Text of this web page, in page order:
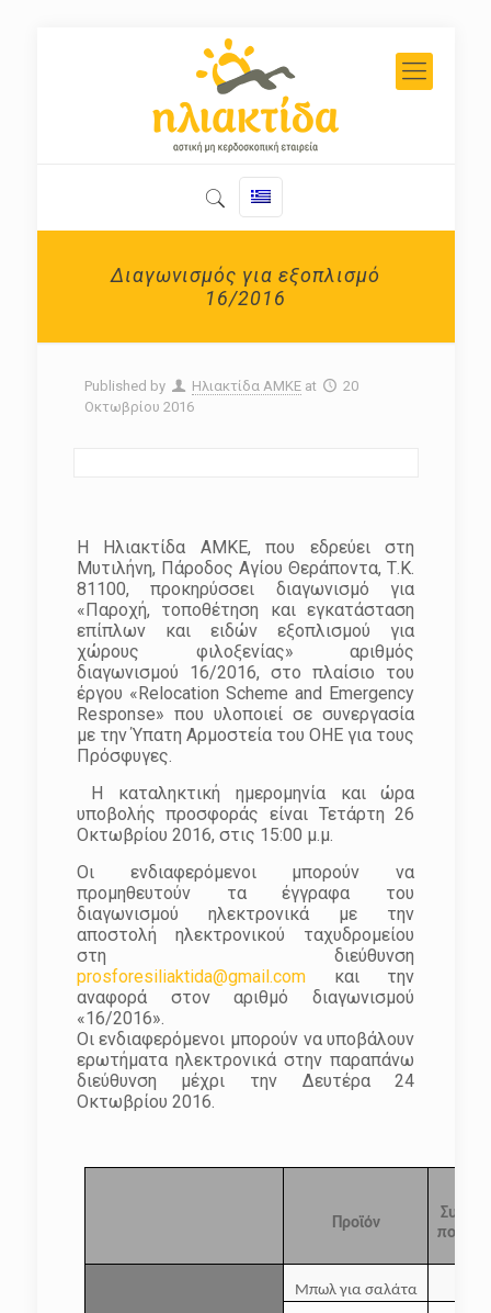
Διαγωνισμός για εξοπλισμό
16/2016
Published by Ηλιακτίδα ΑΜΚΕ at
20
Οκτωβρίου 2016
Η Ηλιακτίδα ΑΜΚΕ, που εδρεύει στη
Μυτιλήνη, Πάροδος Αγίου Θεράποντα, Τ.Κ.
81100, προκηρύσσει διαγωνισμό για
«Παροχή, τοποθέτηση και εγκατάσταση
επίπλων και ειδών εξοπλισμού για
χώρους φιλοξενίας» αριθμός
διαγωνισμού 16/2016, στο πλαίσιο του
έργου «Relocation Scheme and Emergency
Response» που υλοποιεί σε συνεργασία
με την Ύπατη Αρμοστεία του ΟΗΕ για τους
Πρόσφυγες.
Η καταληκτική ημερομηνία και ώρα
υποβολής προσφοράς είναι Τετάρτη 26
Οκτωβρίου 2016, στις 15:00 μ.μ.
Οι ενδιαφερόμενοι μπορούν να
προμηθευτούν τα έγγραφα του
διαγωνισμού ηλεκτρονικά με την
αποστολή ηλεκτρονικού ταχυδρομείου
στη διεύθυνση
prosforesiliaktida@gmail.comκαι την
αναφορά στον αριθμό διαγωνισμού
«16/2016».
Οι ενδιαφερόμενοι μπορούν να υποβάλουν
ερωτήματα ηλεκτρονικά στην παραπάνω
διεύθυνση μέχρι την Δευτέρα 24
Οκτωβρίου 2016.
Προϊόν
Μπωλ για σαλάτα